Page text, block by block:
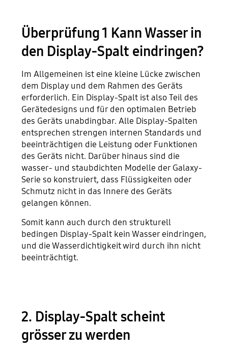
Überprüfung 1 Kann Wasser in
den Display-Spalt eindringen?
Im Allgemeinen ist eine kleine Lücke zwischen
dem Display und dem Rahmen des Geräts
erforderlich. Ein Display-Spalt ist also Teil des
Gerätedesigns und für den optimalen Betrieb
des Geräts unabdingbar. Alle Display-Spalten
entsprechen strengen internen Standards und
beeinträchtigen die Leistung oder Funktionen
des Geräts nicht. Darüber hinaus sind die
wasser- und staubdichten Modelle der Galaxy-
Serie so konstruiert, dass Flüssigkeiten oder
Schmutz nicht in das Innere des Geräts
gelangen können.
Somit kann auch durch den strukturell
bedingen Display-Spalt kein Wasser eindringen,
und die Wasserdichtigkeit wird durch ihn nicht
beeinträchtigt.
2. Display-Spalt scheint
grösser zu werden